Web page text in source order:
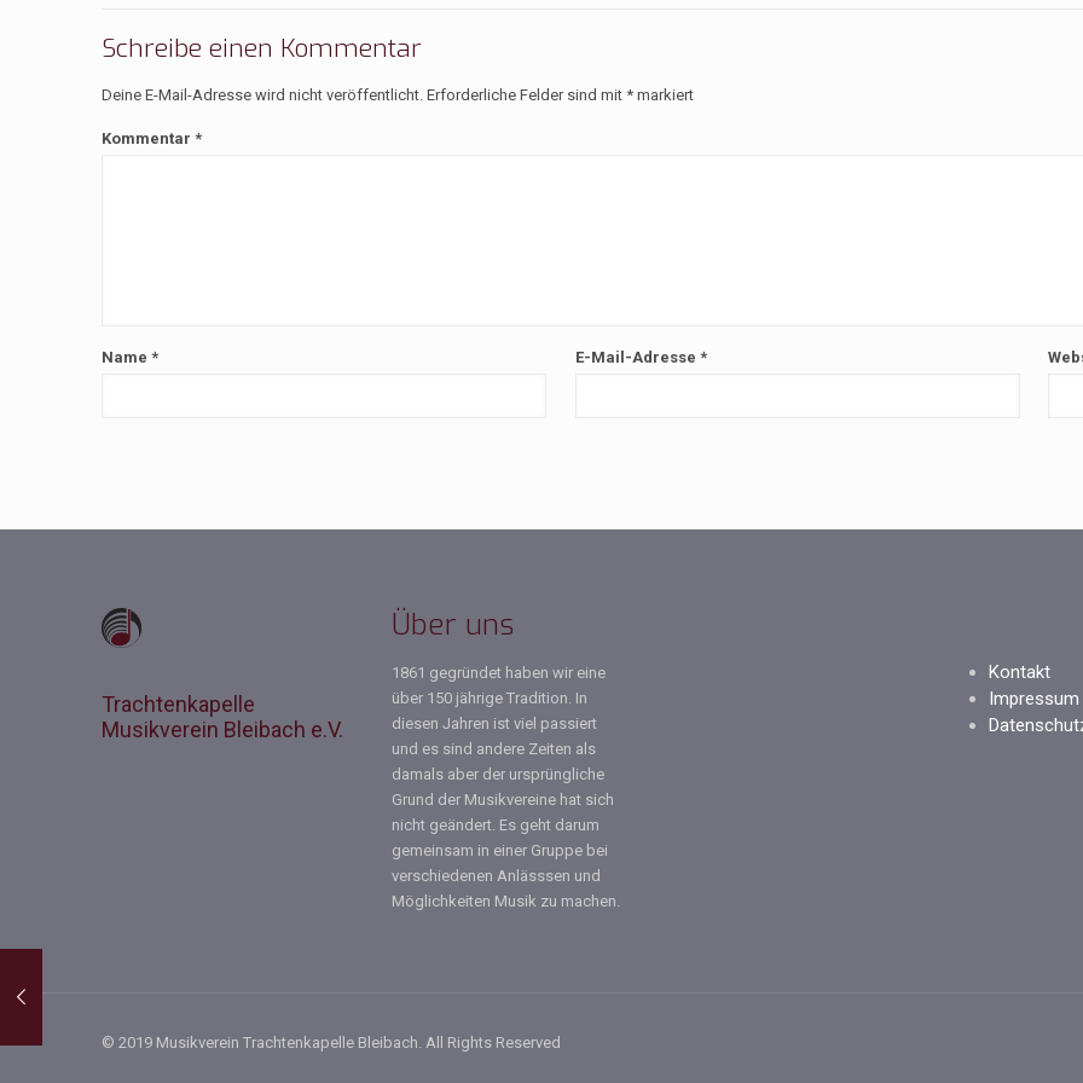
Schreibe einen Kommentar
Deine E-Mail-Adresse wird nicht veröffentlicht. Erforderliche Felder sind mit * markiert
Kommentar *
Name * E-Mail-Adresse *
Trachtenkapelle
Musikverein Bleibach e.V.
Über uns
1861 gegründet haben wir eine
über 150 jährige Tradition. In
diesen Jahren ist viel passiert
und es sind andere Zeiten als
damals aber der ursprüngliche
Grund der Musikvereine hat sich
nicht geändert. Es geht darum
gemeinsam in einer Gruppe bei
verschiedenen Anlässsen und
Möglichkeiten Musik zu machen.
Kontakt
Impressum
© 2019 Musikverein Trachtenkapelle Bleibach. All Rights Reserved